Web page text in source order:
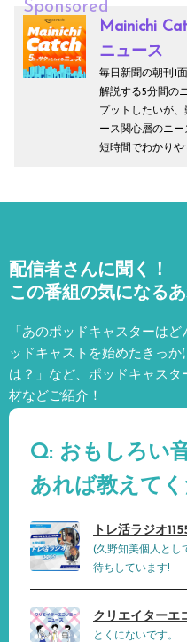
Sponsored
Mainichi
ニュース
毎日新聞の朝刊1
解説する5分間の
プットしたいが
ース関心層のニ
短時間でわかりや
配信者さんに聞く！
この番組の気になる
「あのポッドキャスターは
ッドキャストを始めたきっ
は？」など、 ポッドキャスタ
材などご紹介！
Q: おもしろい
あれば教えて
トレ活ラジオ
(久野知美個人とし
待ちしています!
クリエイターエ
とくにないです。